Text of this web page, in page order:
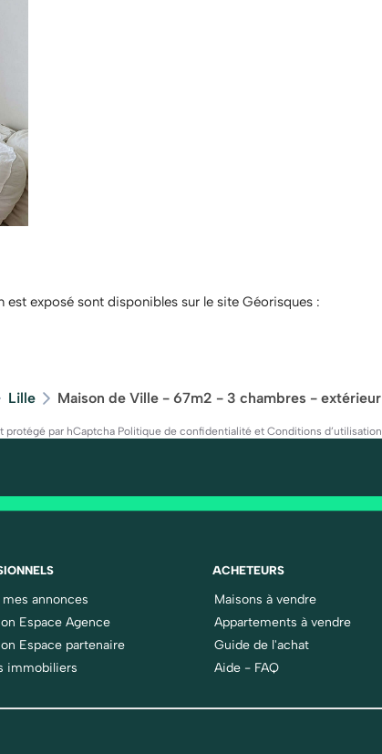
exposé sont disponibles sur le site Géorisques :
Lille Maison de Ville - 67m2 - 3 chambres - extérieur
protégé par hCaptcha Politique de confidentialitéet Conditions d’utilisation
annonces
Espace Agence
Espace partenaire
immobiliers
ACHETEURS
Maisons à vendre
Appartements à vendre
Guide de l'achat
Aide - FAQ